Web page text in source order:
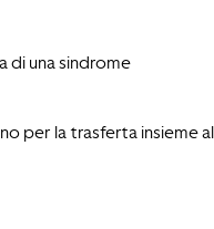
di una sindrome
per la trasferta insieme al